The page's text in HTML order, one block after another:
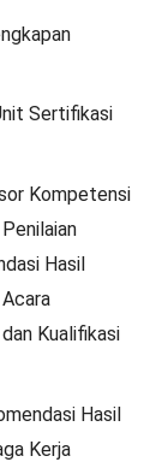
Sertifikasi
Kompetensi
Hasil
Kualifikasi
Hasil
Kerja